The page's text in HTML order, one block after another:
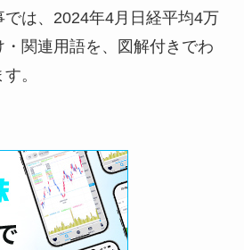
では、2024年4月日経平均4万
・関連用語を、図解付きでわ
。